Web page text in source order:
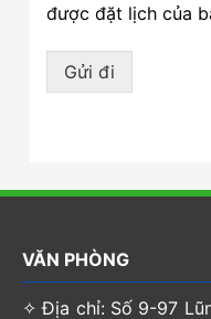
được đặt lịch của
Gửi đi
VĂN PHÒNG
✧ Địa chỉ: Số 9-97